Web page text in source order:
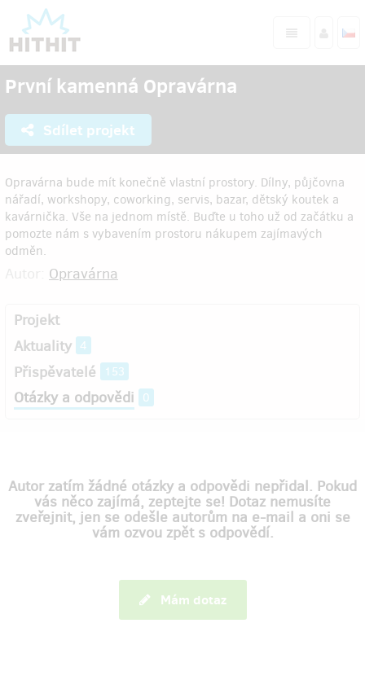
První kamenná Opravárna
Sdílet projekt
Opravárna bude mít konečně vlastní prostory. Dílny, půjčovna
nářadí, workshopy, coworking, servis, bazar, dětský koutek a
kavárnička. Vše na jednom místě. Buďte u toho už od začátku a
pomozte nám s vybavením prostoru nákupem zajímavých
odměn.
Opravárna
Projekt
Aktuality 4
Přispěvatelé 153
Otázky a odpovědi 0
Autor zatím žádné otázky a odpovědi nepřidal. Pokud
vás něco zajímá, zeptejte se! Dotaz nemusíte
zveřejnit, jen se odešle autorům na e-mail a oni se
vám ozvou zpět s odpovědí.
Mám dotaz